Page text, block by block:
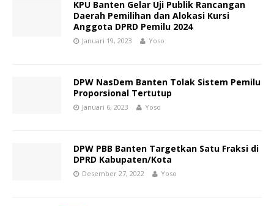
KPU Banten Gelar Uji Publik Rancangan
Daerah Pemilihan dan Alokasi Kursi
Anggota DPRD Pemilu 2024
Januari 19, 2023 Yoso
DPW NasDem Banten Tolak Sistem Pemilu
Proporsional Tertutup
Januari 6, 2023 Yoso
DPW PBB Banten Targetkan Satu Fraksi di
DPRD Kabupaten/Kota
Desember 27, 2022 Yoso